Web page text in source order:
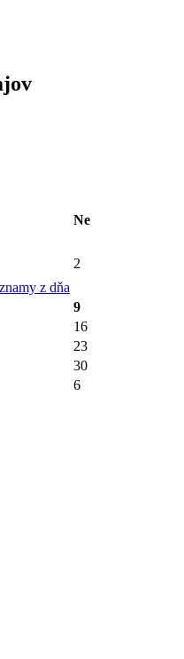
Ne
z dňa
2
9
16
23
30
6